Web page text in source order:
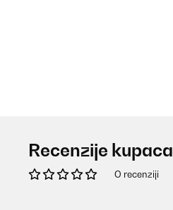
Recenzije kupaca
O recenziji